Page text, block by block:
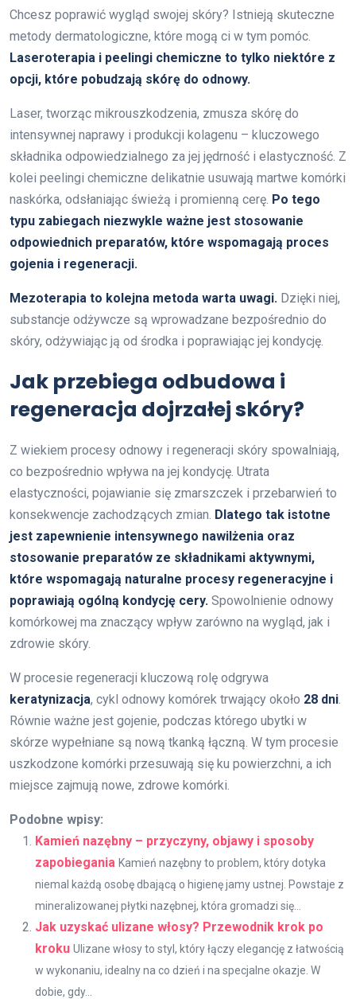
Chcesz poprawić wygląd swojej skóry? Istnieją skuteczne
metody dermatologiczne, które mogą ci w tym pomóc.
Laseroterapia i peelingi chemiczne to tylko niektóre z
opcji, które pobudzają skórę do odnowy.
Laser, tworząc mikrouszkodzenia, zmusza skórę do
intensywnej naprawy i produkcji kolagenu – kluczowego
składnika odpowiedzialnego za jej jędrność i elastyczność. Z
kolei peelingi chemiczne delikatnie usuwają martwe komórki
naskórka, odsłaniając świeżą i promienną cerę. Po tego
typu zabiegach niezwykle ważne jest stosowanie
odpowiednich preparatów, które wspomagają proces
gojenia i regeneracji.
Mezoterapia to kolejna metoda warta uwagi. Dzięki niej,
substancje odżywcze są wprowadzane bezpośrednio do
skóry, odżywiając ją od środka i poprawiając jej kondycję.
Jak przebiega odbudowa i
regeneracja dojrzałej skóry?
Z wiekiem procesy odnowy i regeneracji skóry spowalniają,
co bezpośrednio wpływa na jej kondycję. Utrata
elastyczności, pojawianie się zmarszczek i przebarwień to
konsekwencje zachodzących zmian. Dlatego tak istotne
jest zapewnienie intensywnego nawilżenia oraz
stosowanie preparatów ze składnikami aktywnymi,
które wspomagają naturalne procesy regeneracyjne i
poprawiają ogólną kondycję cery. Spowolnienie odnowy
komórkowej ma znaczący wpływ zarówno na wygląd, jak i
zdrowie skóry.
W procesie regeneracji kluczową rolę odgrywa
keratynizacja, cykl odnowy komórek trwający około 28 dni.
Równie ważne jest gojenie, podczas którego ubytki w
skórze wypełniane są nową tkanką łączną. W tym procesie
uszkodzone komórki przesuwają się ku powierzchni, a ich
miejsce zajmują nowe, zdrowe komórki.
Podobne wpisy:
Kamień nazębny – przyczyny, objawy i sposoby
zapobiegania Kamień nazębny to problem, który dotyka
niemal każdą osobę dbającą o higienę jamy ustnej. Powstaje z
mineralizowanej płytki nazębnej, która gromadzi się...
Jak uzyskać ulizane włosy? Przewodnik krok po
kroku Ulizane włosy to styl, który łączy elegancję z łatwością
w wykonaniu, idealny na co dzień i na specjalne okazje. W
dobie, gdy...